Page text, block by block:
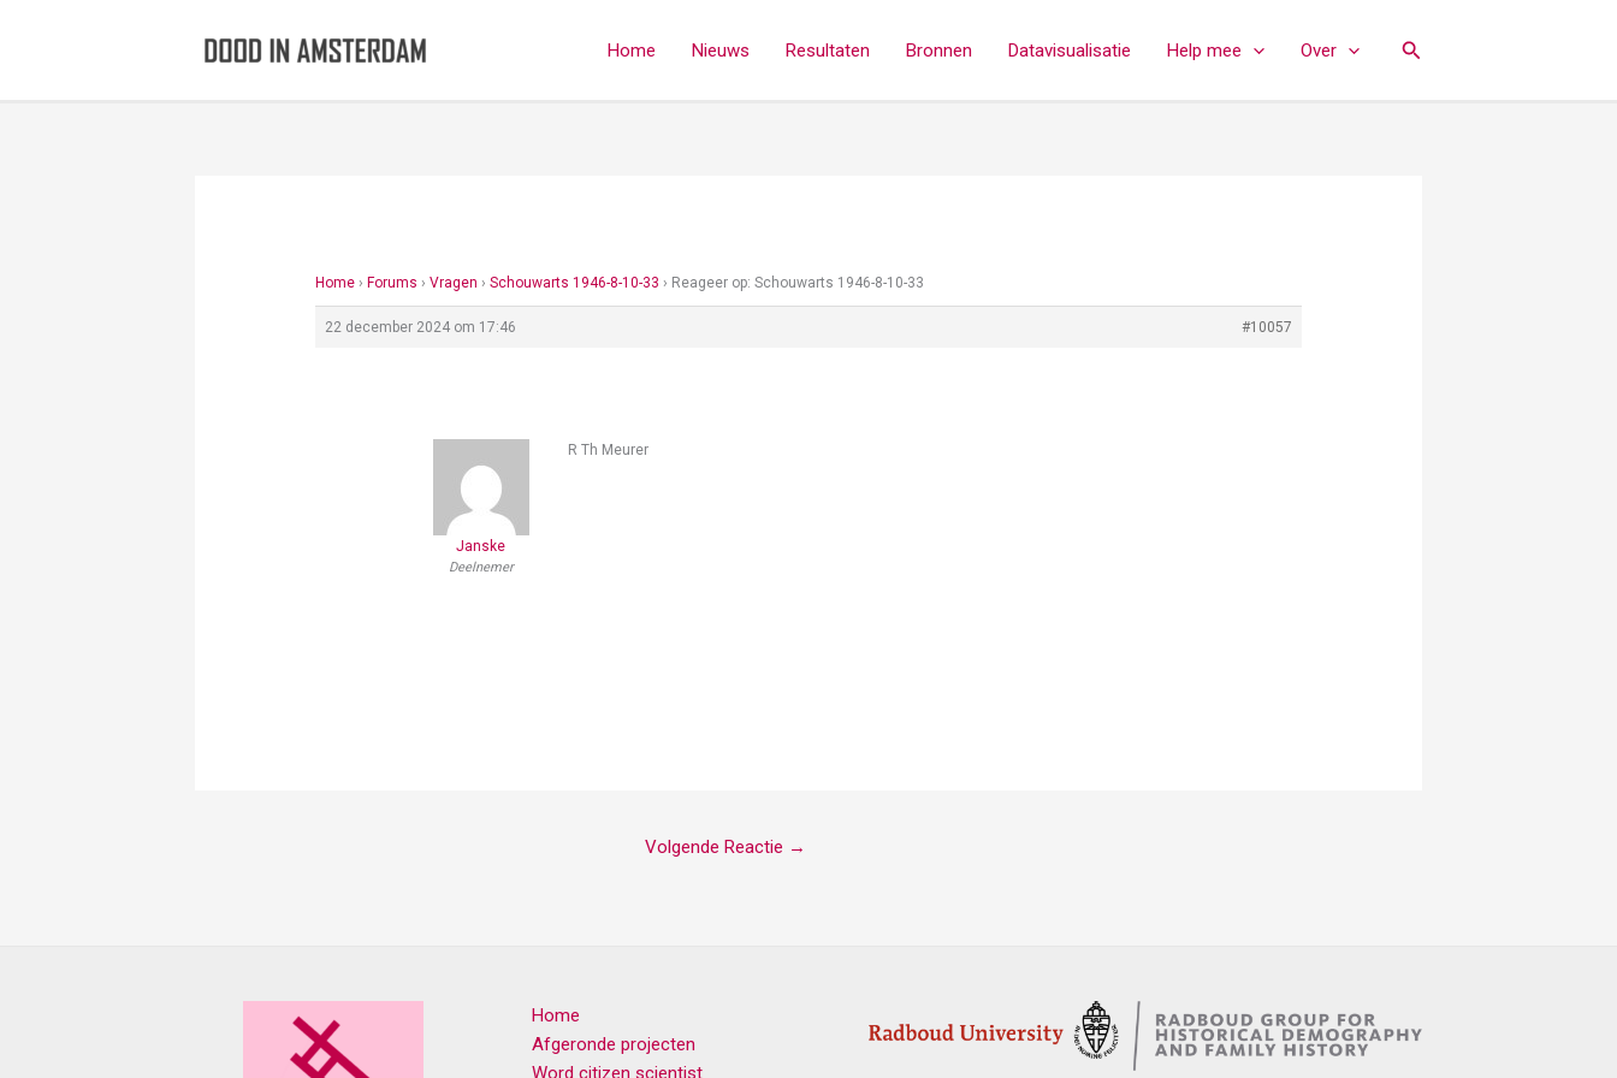
Home Nieuws Resultaten Bronnen Datavisualisatie Help mee Over Zoeken
Home › Forums › Vragen › Schouwarts 1946-8-10-33 › Reageer op: Schouwarts 1946-8-10-33
22 december 2024 om 17:46 #10057
Janske
Deelnemer
R Th Meurer
Volgende Reactie →
Home
Afgeronde projecten
Word citizen scientist